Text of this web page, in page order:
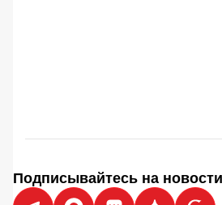
Подписывайтесь на